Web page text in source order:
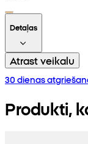
Detaļas
Atrast veikalu
30 dienas
Produkti,